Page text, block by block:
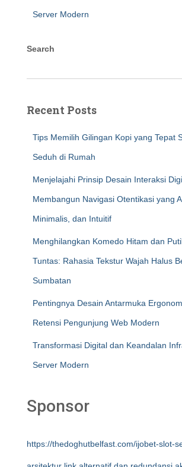
Server Modern
Search
Recent Posts
Tips Memilih Gilingan Kopi yang Tepat
Seduh di Rumah
Menjelajahi Prinsip Desain Interaksi
Membangun Navigasi Otentikasi yang
Minimalis, dan Intuitif
Menghilangkan Komedo Hitam dan
Tuntas: Rahasia Tekstur Wajah Halus
Sumbatan
Pentingnya Desain Antarmuka
Retensi Pengunjung Web Modern
Transformasi Digital dan Keandalan
Server Modern
Sponsor
https://thedoghutbelfast.com/ijobet-slot-